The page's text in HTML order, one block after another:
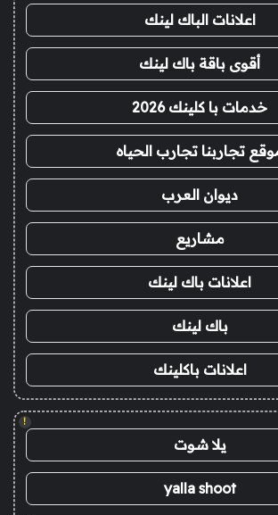
اعلانات الباك لينك
أقوى باقة باك لينك
خدمات با كلينك 2026
تجاربنا تجارب الحياه
ديوان العرب
مشاريع
اعلانات باك لينك
باك لينك
اعلانات باكلينك
!
يلا شوت
yalla shoot